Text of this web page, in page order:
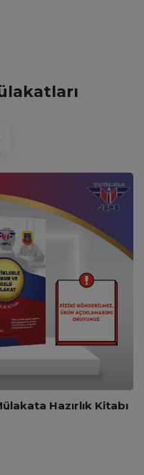
Hazırlık Kitabı